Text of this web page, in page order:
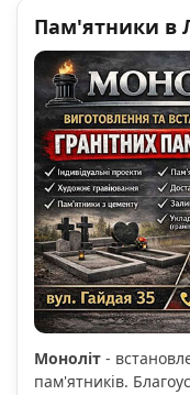
Пам'ятники в
Моноліт -
пам'ятників.